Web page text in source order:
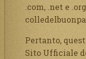
.com, .net e
Pertanto,
Sito Ufficiale